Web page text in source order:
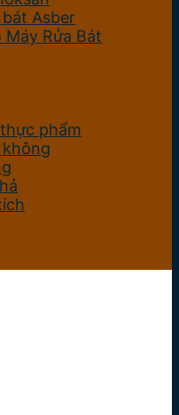
Asber
Máy Rửa Bát
phẩm